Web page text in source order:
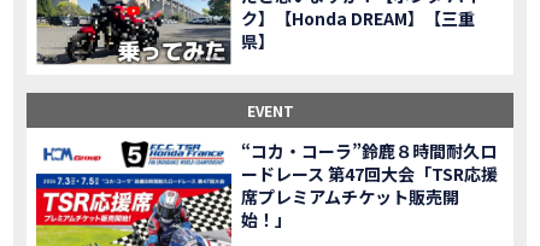
NEW BIKE 「X-ADV」大型クロスオーバーモデル X-ADV をフルモデルチェンジし発売！
NEW BIKE 「CB1000R」のヘッドライト等の外観デザインやカラーリングの変更など熟成を図り発売！
NEW BIKE 「NC750X」大型スポーツモデル NC750X をフルモデルチェンジし発売！
NEW BIKE 「CB1300 SUPER FOUR」「CB1300 SUPER BOL D’OR」ならびに「CB1300 SUPER FOUR SP」「CB1300 SUPER BOL D’OR SP」に先進の電子制御デバイスを採用し発売！
NEW BIKE 大型クルーザーモデル「Rebel 1100」を新発売!!
NEW BIKE よりスポーティーなイメージを強化『CBR650R』を発表!
NEW BIKE Neo Sports Caféシリーズのミドルクラスモデル『CB650R』を発表！
ク】【Honda DREAM】【三重
県】
EVENT
“コカ・コーラ”鈴鹿８時間耐久ロ
ードレース 第47回大会「TSR応援
席プレミアムチケット販売開
始！」